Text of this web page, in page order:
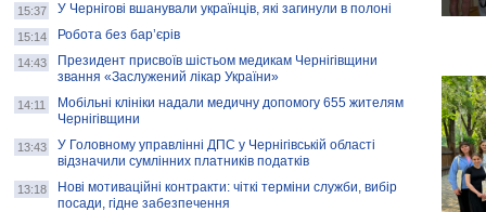
Золота тварина: видання Forbes
написало про чернігівця Патрона: хто і
скільки на ньому заробляє? І куди
витрачають?
15:37 У Чернігові вшанували українців, які загинули в полоні
15:14 Робота без бар’єрів
14:43
Президент присвоїв шістьом медикам Чернігівщини
звання «Заслужений лікар України»
14:11
Мобільні клініки надали медичну допомогу 655 жителям
Чернігівщини
13:43
У Головному управлінні ДПС у Чернігівській області
відзначили сумлінних платників податків
13:18
Нові мотиваційні контракти: чіткі терміни служби, вибір
посади, гідне забезпечення